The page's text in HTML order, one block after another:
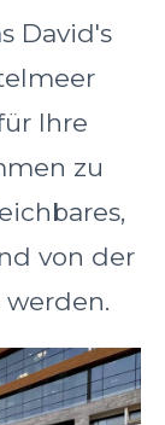
David's
Ihre
zu
von der